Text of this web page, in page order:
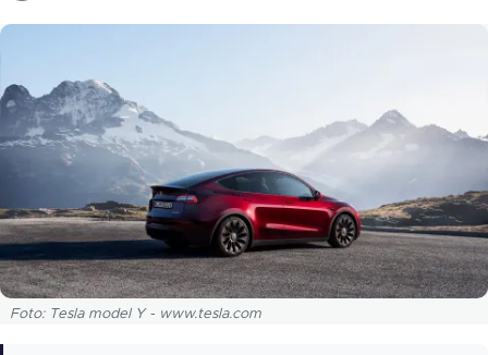
Foto: Tesla model Y - www.tesla.com